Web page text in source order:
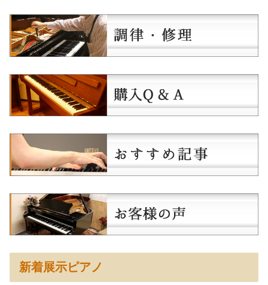
新着展示ピアノ